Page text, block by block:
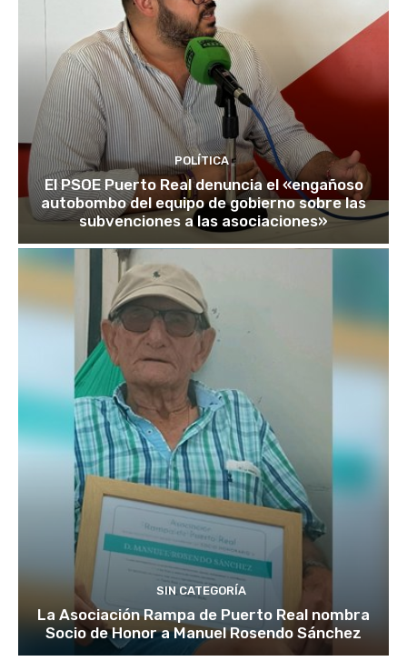
POLÍTICA
El PSOE Puerto Real denuncia el «engañoso
autobombo del equipo de gobierno sobre las
subvenciones a las asociaciones»
SIN CATEGORÍA
La Asociación Rampa de Puerto Real nombra
Socio de Honor a Manuel Rosendo Sánchez